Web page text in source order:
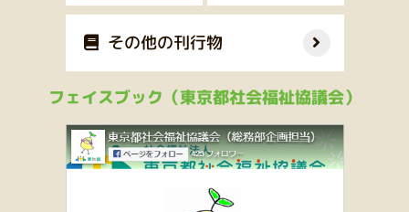
その他の刊行物
フェイスブック（東京都社会福祉協議会）